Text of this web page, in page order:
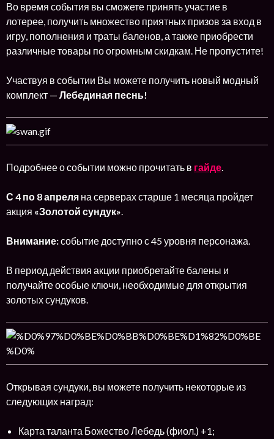
Во время события вы сможете принять участие в
лотерее, получить множество приятных призов за вход в
игру, пополнения и траты баленов, а также приобрести
различные товары по огромным скидкам. Не пропустите!
Участвуя в событии Вы можете получить новый модный
комплект — Лебединая песнь!
Подробнее о событии можно прочитать в гайде.
С 4 по 8 апреля на серверах старше 1 месяца пройдет
акция «Золотой сундук».
Внимание:событие доступно с 45 уровня персонажа.
В период действия акции приобретайте балены и
получайте особые ключи, необходимые для открытия
золотых сундуков.
Открывая сундуки, вы можете получить некоторые из
следующих наград:
Карта таланта Божество Лебедь (фиол.) +1;